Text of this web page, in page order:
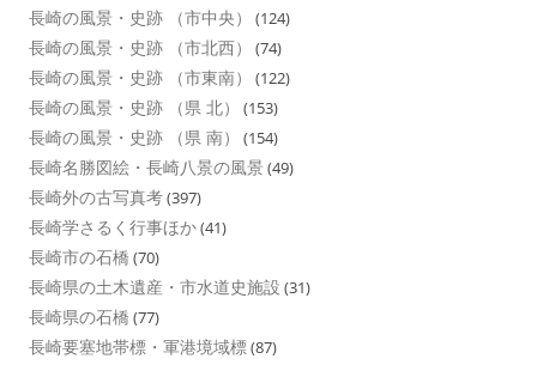
長崎の風景・史跡 （市中央） (124)
長崎の風景・史跡 （市北西） (74)
長崎の風景・史跡 （市東南） (122)
長崎の風景・史跡 （県 北） (153)
長崎の風景・史跡 （県 南） (154)
長崎名勝図絵・長崎八景の風景 (49)
長崎外の古写真考(397)
長崎学さるく行事ほか(41)
長崎市の石橋 (70)
長崎県の土木遺産・市水道史施設 (31)
長崎県の石橋 (77)
長崎要塞地帯標・軍港境域標(87)